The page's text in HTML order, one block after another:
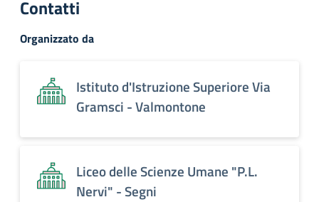
Contatti
Organizzato da
Istituto d'Istruzione Superiore Via
Gramsci - Valmontone
Liceo delle Scienze Umane "P.L.
Nervi" - Segni